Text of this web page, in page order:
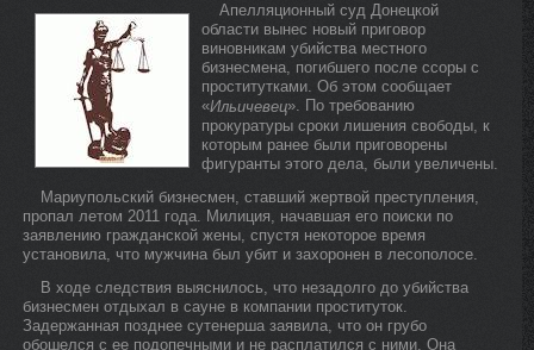
Апелляционный суд Донецкой
области вынес новый приговор
виновникам убийства местного
бизнесмена, погибшего после ссоры с
проститутками. Об этом сообщает
«Ильичевец». По требованию
прокуратуры сроки лишения свободы, к
которым ранее были приговорены
фигуранты этого дела, были увеличены.
Мариупольский бизнесмен, ставший жертвой преступления,
пропал летом 2011 года. Милиция, начавшая его поиски по
заявлению гражданской жены, спустя некоторое время
установила, что мужчина был убит и захоронен в лесополосе.
В ходе следствия выяснилось, что незадолго до убийства
бизнесмен отдыхал в сауне в компании проституток.
Задержанная позднее сутенерша заявила, что он грубо
обошелся с ее подопечными и не расплатился с ними. Она